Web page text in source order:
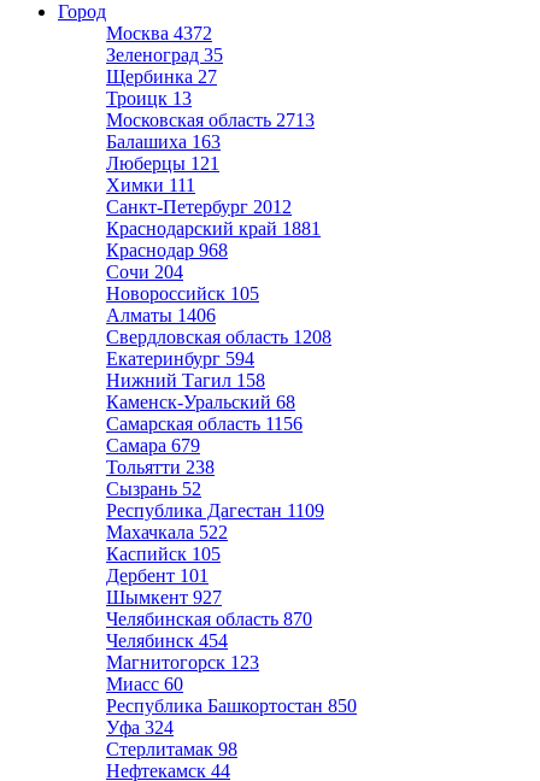
Город
Москва 4372
Зеленоград 35
Щербинка 27
Троицк 13
Московская область 2713
Балашиха 163
Люберцы 121
Химки 111
Санкт-Петербург 2012
Краснодарский край 1881
Краснодар 968
Сочи 204
Новороссийск 105
Алматы 1406
Свердловская область 1208
Екатеринбург 594
Нижний Тагил 158
Каменск-Уральский 68
Самарская область 1156
Самара 679
Тольятти 238
Сызрань 52
Республика Дагестан 1109
Махачкала 522
Каспийск 105
Дербент 101
Шымкент 927
Челябинская область 870
Челябинск 454
Магнитогорск 123
Миасс 60
Республика Башкортостан 850
Уфа 324
Стерлитамак 98
Нефтекамск 44